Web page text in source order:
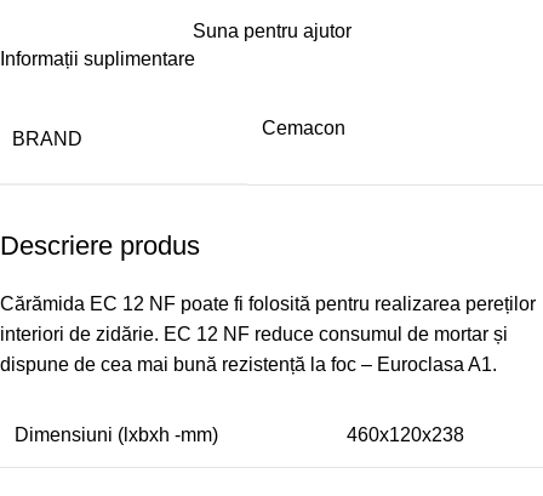
Suna pentru ajutor
Informații suplimentare
BRAND
Cemacon
Descriere produs
Cărămida EC 12 NF poate fi folosită pentru realizarea pereților
interiori de zidărie. EC 12 NF reduce consumul de mortar și
dispune de cea mai bună rezistență la foc – Euroclasa A1.
Dimensiuni (lxbxh -mm) 460x120x238